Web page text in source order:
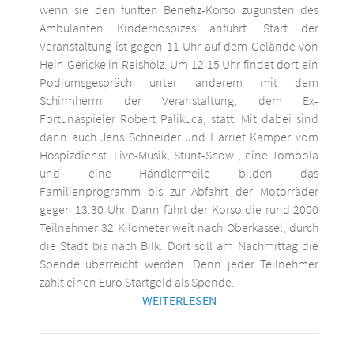
wenn sie den fünften Benefiz-Korso zugunsten des
Ambulanten Kinderhospizes anführt. Start der
Veranstaltung ist gegen 11 Uhr auf dem Gelände von
Hein Gericke in Reisholz. Um 12.15 Uhr findet dort ein
Podiumsgespräch unter anderem mit dem
Schirmherrn der Veranstaltung, dem Ex-
Fortunaspieler Robert Palikuca, statt. Mit dabei sind
dann auch Jens Schneider und Harriet Kämper vom
Hospizdienst. Live-Musik, Stunt-Show , eine Tombola
und eine Händlermeile bilden das
Familienprogramm bis zur Abfahrt der Motorräder
gegen 13.30 Uhr. Dann führt der Korso die rund 2000
Teilnehmer 32 Kilometer weit nach Oberkassel, durch
die Stadt bis nach Bilk. Dort soll am Nachmittag die
Spende überreicht werden. Denn jeder Teilnehmer
zahlt einen Euro Startgeld als Spende.
WEITERLESEN